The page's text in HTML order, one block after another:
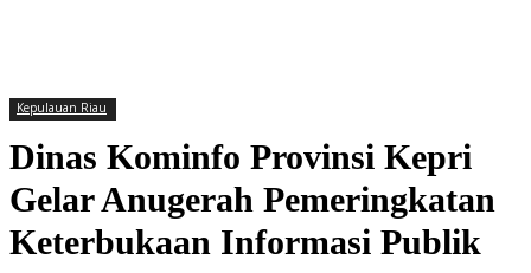
Kepulauan Riau
Dinas Kominfo Provinsi Kepri
Gelar Anugerah Pemeringkatan
Keterbukaan Informasi Publik